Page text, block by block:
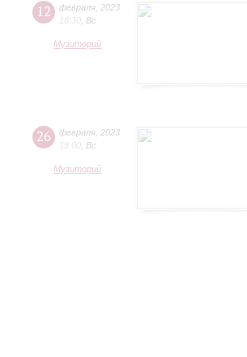
12 февраля 2023
18:30 Вс
Музиторий
26 февраля 2023
19:00 Вс
Музиторий